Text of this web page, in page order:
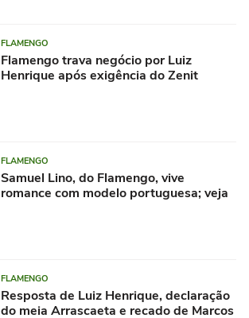
FLAMENGO
Flamengo trava negócio por Luiz
Henrique após exigência do Zenit
FLAMENGO
Samuel Lino, do Flamengo, vive
romance com modelo portuguesa; veja
FLAMENGO
Resposta de Luiz Henrique, declaração
do meia Arrascaeta e recado de Marcos